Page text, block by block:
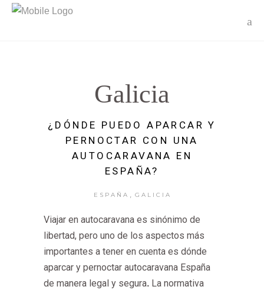
Galicia
¿DÓNDE PUEDO APARCAR Y
PERNOCTAR CON UNA
AUTOCARAVANA EN
ESPAÑA?
ESPAÑA GALICIA
Viajar en autocaravana es sinónimo de
libertad, pero uno de los aspectos más
importantes a tener en cuenta es dónde
aparcar y pernoctar autocaravana España
de manera legal y segura. La normativa